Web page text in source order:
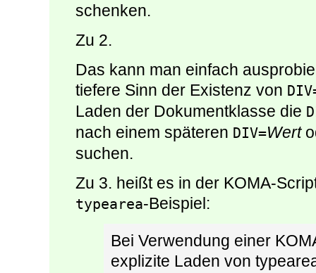
schenken.
Zu 2.
Das kann man einfach
tiefere Sinn der Existenz von
Laden der Dokumentklasse die
nach einem späteren DIV=Wert
suchen.
Zu 3. heißt es in der KOMA-
typearea-Beispiel:
Bei Verwendung einer
explizite Laden von